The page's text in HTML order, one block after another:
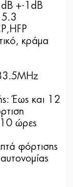
dB +-1dB
5.3
κράμα
Έως και 12
ώρες
φόρτισης